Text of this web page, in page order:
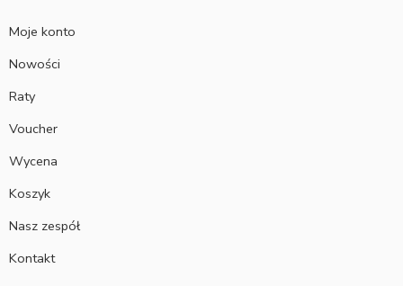
Moje konto
Nowości
Raty
Voucher
Wycena
Koszyk
Nasz zespół
Kontakt